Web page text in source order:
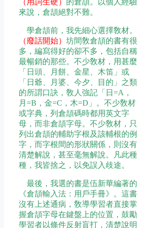
（用詞生硬） 的倉頡。以個人經驗
來說，倉頡絕對不難。
學倉頡前，我先細心選擇敎材。
（廢話開始） 坊間敎倉頡的書有很
多，編寫得好的卻不多，包括自稱
最暢銷的那些。不少敎材，用甚麼
「日頭、月餅、金星、木笛」或
「日爺、月婆、今夕、目的」之類
的所謂口訣，敎人強記「日=A，
月=B，金=C，木=D」。不少敎材
或字典，列倉頡碼時都用英文字
母，而非倉頡字母。不少敎材，只
列出倉頡的輔助字根及該輔根的例
字，而字根間的形狀關係，則沒有
清楚解說，甚至毫無解說。凡此種
種，我皆捨之，以免誤入歧途。
最後，我選的書是伍新華編著的
《倉頡輸入法：用戶手冊》。這書
沒有上述通病，敎導學習者直接掌
握倉頡字母在鍵盤上的位置，鼓勵
學習者以條件反射盲打，清楚說明